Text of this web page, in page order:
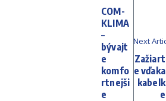
COM-
KLIMA
–
bývajt
e
komfo
rtnejši
e
Next
Zažiart
e vďaka
kabelk
e